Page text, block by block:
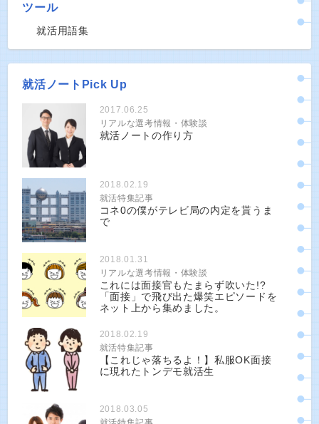
ツール
就活用語集
就活ノートPick Up
2017.06.25
リアルな選考情報・体験談
就活ノートの作り方
2018.02.19
就活特集記事
コネ0の僕がテレビ局の内定を貰うま
で
2018.01.31
リアルな選考情報・体験談
これには面接官もたまらず吹いた!?
「面接」で飛び出た爆笑エピソードを
ネット上から集めました。
2018.02.19
就活特集記事
【これじゃ落ちるよ！】私服OK面接
に現れたトンデモ就活生
2018.03.05